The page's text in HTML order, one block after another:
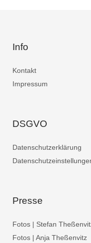
Info
Kontakt
Impressum
DSGVO
Datenschutzerklärung
Presse
Fotos | Stefan
Fotos | Anja Theßenvitz